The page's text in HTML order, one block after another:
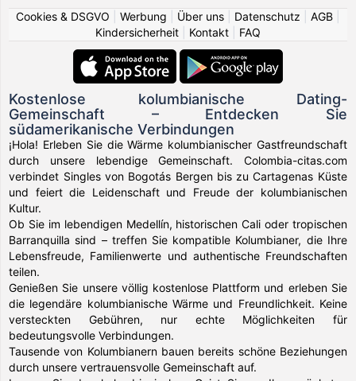
Cookies & DSGVO
Werbung Über uns Datenschutz AGB
Kindersicherheit
Kontakt FAQ
Kostenlose kolumbianische Dating-
Gemeinschaft – Entdecken Sie
südamerikanische Verbindungen
¡Hola! Erleben Sie die Wärme kolumbianischer Gastfreundschaft
durch unsere lebendige Gemeinschaft. Colombia-citas.com
verbindet Singles von Bogotás Bergen bis zu Cartagenas Küste
und feiert die Leidenschaft und Freude der kolumbianischen
Kultur.
Ob Sie im lebendigen Medellín, historischen Cali oder tropischen
Barranquilla sind – treffen Sie kompatible Kolumbianer, die Ihre
Lebensfreude, Familienwerte und authentische Freundschaften
teilen.
Genießen Sie unsere völlig kostenlose Plattform und erleben Sie
die legendäre kolumbianische Wärme und Freundlichkeit. Keine
versteckten Gebühren, nur echte Möglichkeiten für
bedeutungsvolle Verbindungen.
Tausende von Kolumbianern bauen bereits schöne Beziehungen
durch unsere vertrauensvolle Gemeinschaft auf.